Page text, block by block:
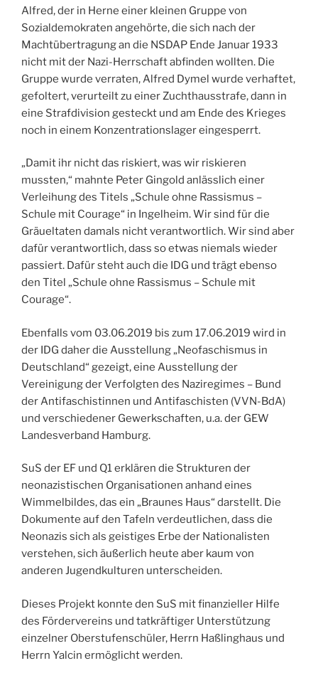
Alfred, der in Herne einer kleinen Gruppe von
Sozialdemokraten angehörte, die sich nach der
Machtübertragung an die NSDAP Ende Januar 1933
nicht mit der Nazi-Herrschaft abfinden wollten. Die
Gruppe wurde verraten, Alfred Dymel wurde verhaftet,
gefoltert, verurteilt zu einer Zuchthausstrafe, dann in
eine Strafdivision gesteckt und am Ende des Krieges
noch in einem Konzentrationslager eingesperrt.
„Damit ihr nicht das riskiert, was wir riskieren
mussten,“ mahnte Peter Gingold anlässlich einer
Verleihung des Titels „Schule ohne Rassismus –
Schule mit Courage“ in Ingelheim. Wir sind für die
Gräueltaten damals nicht verantwortlich. Wir sind aber
dafür verantwortlich, dass so etwas niemals wieder
passiert. Dafür steht auch die IDG und trägt ebenso
den Titel „Schule ohne Rassismus – Schule mit
Courage“.
Ebenfalls vom 03.06.2019 bis zum 17.06.2019 wird in
der IDG daher die Ausstellung „Neofaschismus in
Deutschland“ gezeigt, eine Ausstellung der
Vereinigung der Verfolgten des Naziregimes – Bund
der Antifaschistinnen und Antifaschisten (VVN-BdA)
und verschiedener Gewerkschaften, u.a. der GEW
Landesverband Hamburg.
SuS der EF und Q1 erklären die Strukturen der
neonazistischen Organisationen anhand eines
Wimmelbildes, das ein „Braunes Haus“ darstellt. Die
Dokumente auf den Tafeln verdeutlichen, dass die
Neonazis sich als geistiges Erbe der Nationalisten
verstehen, sich äußerlich heute aber kaum von
anderen Jugendkulturen unterscheiden.
Dieses Projekt konnte den SuS mit finanzieller Hilfe
des Fördervereins und tatkräftiger Unterstützung
einzelner Oberstufenschüler, Herrn Haßlinghaus und
Herrn Yalcin ermöglicht werden.